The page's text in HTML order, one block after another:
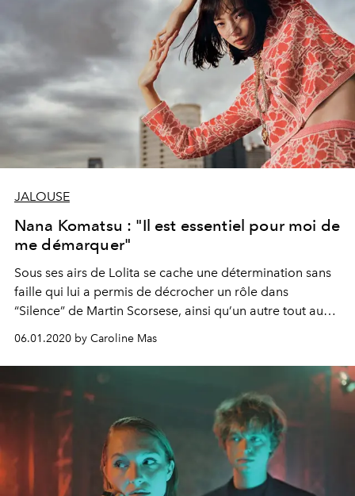
JALOUSE
Nana Komatsu : "Il est essentiel pour moi de
me démarquer"
Sous ses airs de Lolita se cache une détermination sans
faille qui lui a permis de décrocher un rôle dans
“Silence” de Martin Scorsese, ainsi qu’un autre tout aussi
convoité : celui d’ambassadrice de la Maison Chanel. À
24 ans, la Japonaise Nana Komatsu, qui pose pour nous
avec le mannequin Serena Motola, est parée pour
conquérir la planète.
06.01.2020 by Caroline Mas